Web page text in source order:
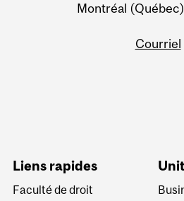
Montréal
Courriel
Liens rapides
Faculté de droit